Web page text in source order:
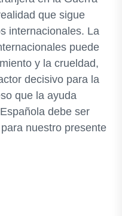
que sigue
internacionales. La
puede
y la crueldad,
decisivo para la
que la ayuda
debe ser
nuestro presente